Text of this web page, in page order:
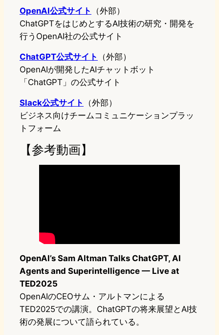
OpenAI公式サイト
（外部）
ChatGPTをはじめとするAI技術の研究・開発を
行うOpenAI社の公式サイト
ChatGPT公式サイト
（外部）
OpenAIが開発したAIチャットボット
「ChatGPT」の公式サイト
Slack公式サイト
（外部）
ビジネス向けチームコミュニケーションプラッ
トフォーム
【参考動画】
OpenAI’s Sam Altman Talks ChatGPT, AI
Agents and Superintelligence — Live at
TED2025
OpenAIのCEOサム・アルトマンによる
TED2025での講演。ChatGPTの将来展望とAI技
術の発展について語られている。